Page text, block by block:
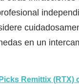
en un
Remittix (RTX)